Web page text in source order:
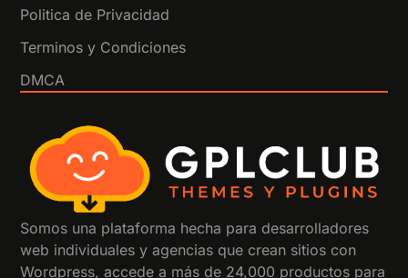
Politica de Privacidad
Terminos y Condiciones
DMCA
Somos una plataforma hecha para desarrolladores
web individuales y agencias que crean sitios con
Wordpress, accede a más de 24,000 productos para